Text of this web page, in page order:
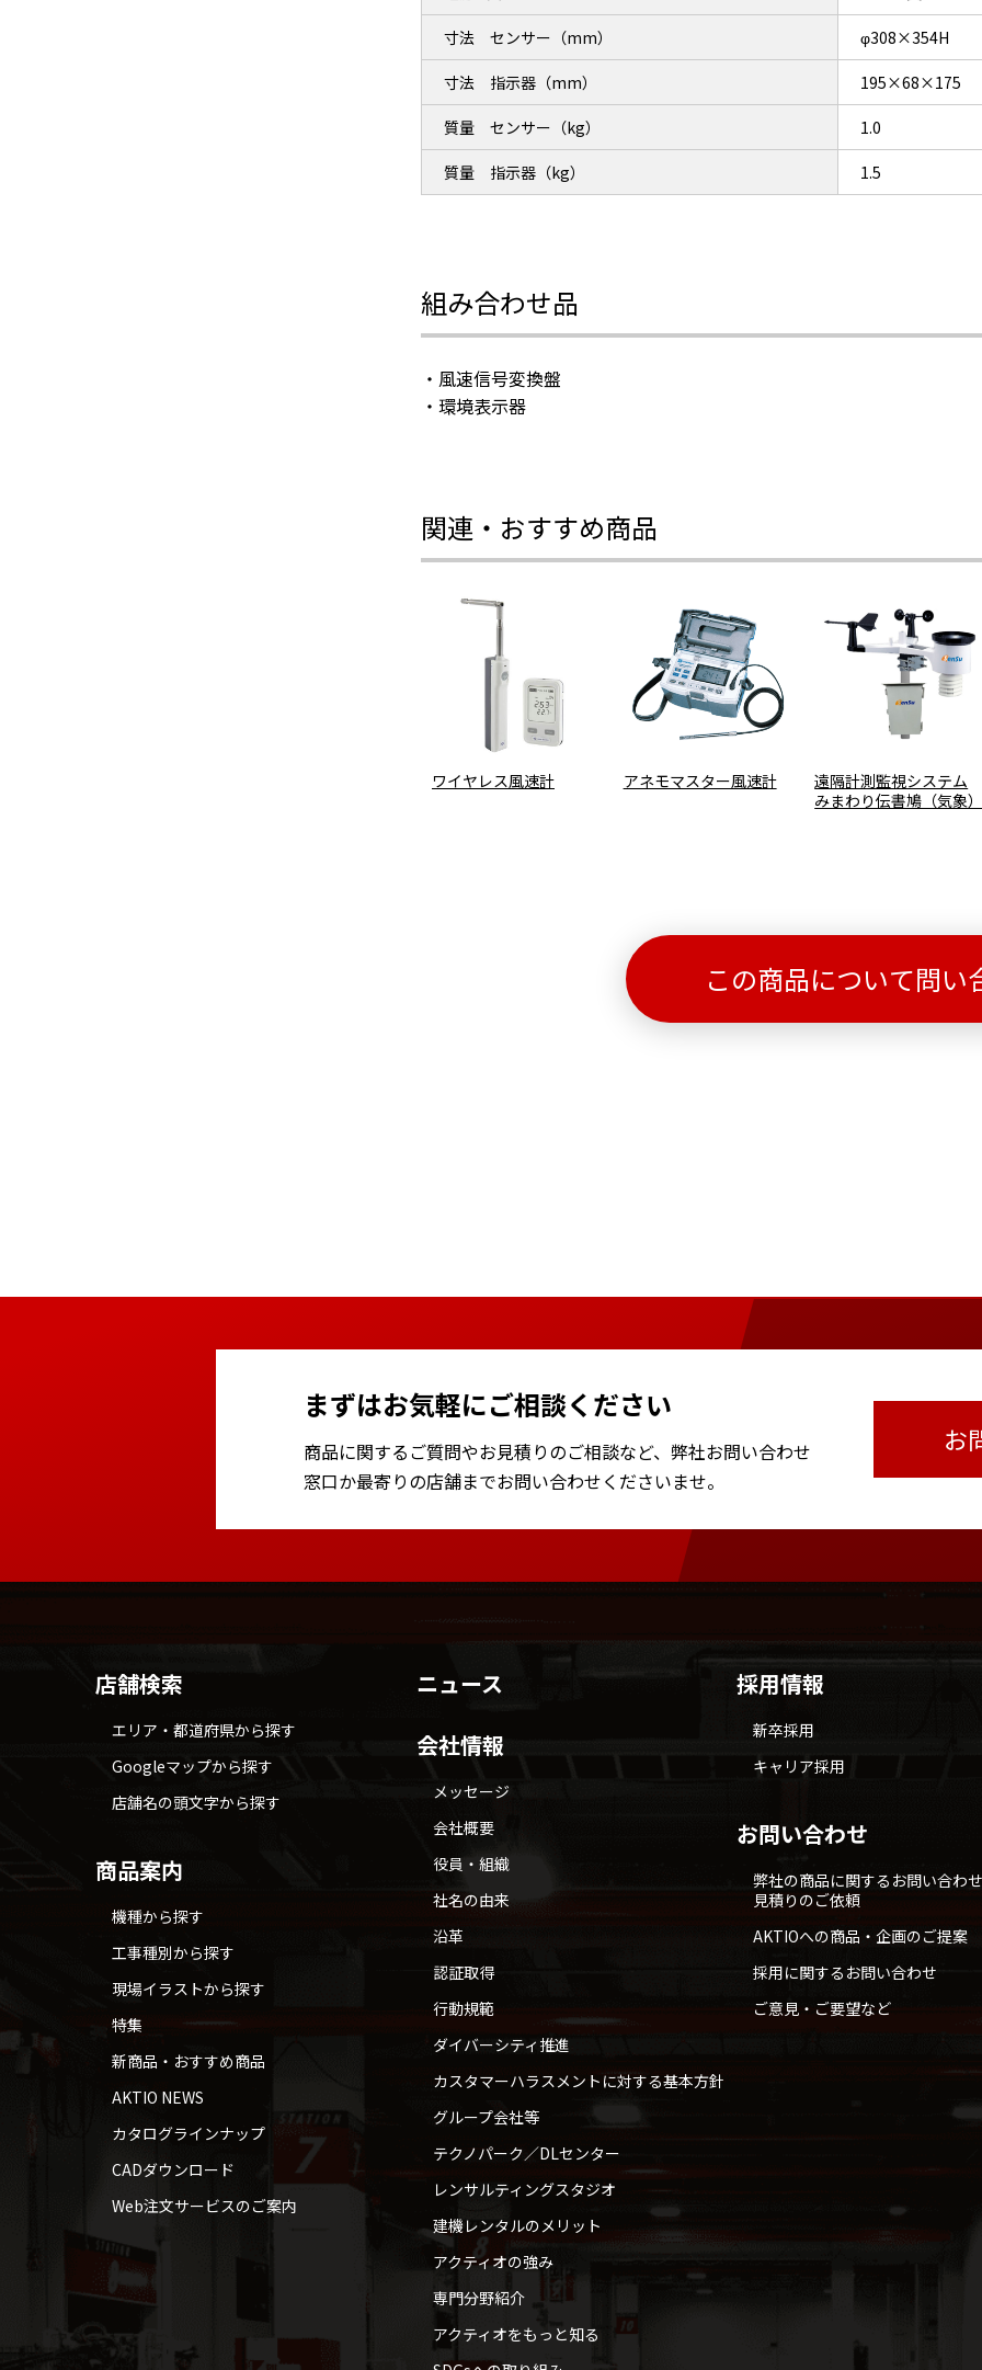
寸法 センサー（mm） φ308×354H
寸法 指示器（mm） 195×68×175
質量 センサー（kg） 1.0
質量 指示器（kg） 1.5
組み合わせ品
・風速信号変換盤
・環境表示器
関連・おすすめ商品
ワイヤレス風速計 アネモマスター風速計
遠隔計測監視システム
みまわり伝書鳩（気象
この商品について問い
まずはお気軽にご相談ください
商品に関するご質問やお見積りのご相談など、 弊社お問い合わせ
窓口か最寄りの店舗までお問い合わせくださいませ。
お
店舗検索
エリア・都道府県から探す
Googleマップから探す
店舗名の頭文字から探す
商品案内
機種から探す
工事種別から探す
現場イラストから探す
特集
新商品・おすすめ商品
AKTIO NEWS
カタログラインナップ
CADダウンロード
Web注文サービスのご案内
ニュース
会社情報
メッセージ
会社概要
役員・組織
社名の由来
沿革
認証取得
行動規範
ダイバーシティ推進
カスタマーハラスメントに対する基本方針
グループ会社等
テクノパーク／DLセンター
レンサルティングスタジオ
建機レンタルのメリット
アクティオの強み
専門分野紹介
アクティオをもっと知る
採用情報
新卒採用
キャリア採用
お問い合わせ
弊社の商品に関するお問い合わ
見積りのご依頼
AKTIOへの商品・企画のご提案
採用に関するお問い合わせ
ご意見・ご要望など